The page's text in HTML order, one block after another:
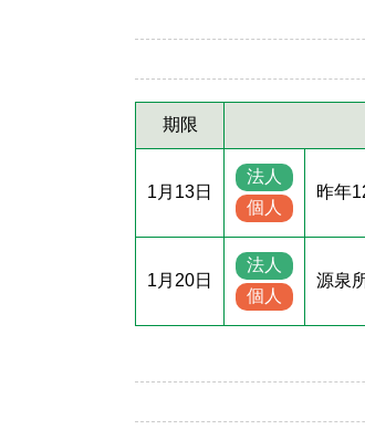
期限
1月13日
法人
個人
昨年
1月20日
法人
個人
源泉